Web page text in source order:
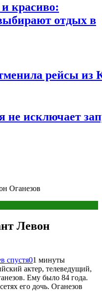
красиво:
отдых в
рейсы из
не исключает
Оганезов
Левон
спустя01 минуты
актер, телеведущий,
Ему было 84 года.
его дочь. Оганезов